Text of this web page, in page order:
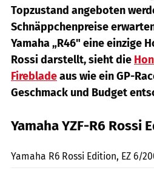
Topzustand angeboten
Schnäppchenpreise
Yamaha „R46" eine einzige
Rossi darstellt, sieht die
Firebladeaus wie ein GP-
Geschmack und Budget
Yamaha YZF-R6 Rossi
Yamaha R6 Rossi Edition, EZ 6/